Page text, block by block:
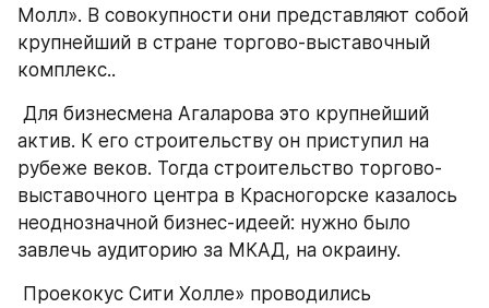
Молл». В совокупности они представляют собой
крупнейший в стране торгово-выставочный
комплекс..
актив. К его строительству он приступил на
рубеже веков. Тогда строительство торгово-
выставочного центра в Красногорске казалось
неоднозначной бизнес-идеей: нужно было
завлечь аудиторию за МКАД, на окраину.